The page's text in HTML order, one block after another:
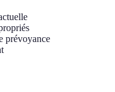
prévoyance